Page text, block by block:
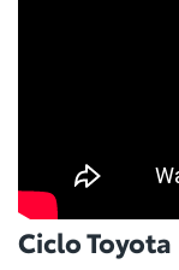
Ciclo Toyota